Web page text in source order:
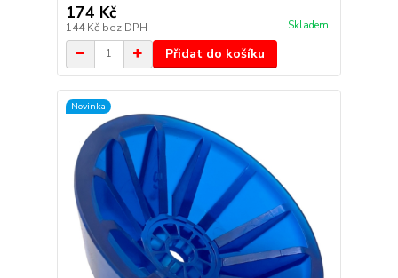
174 Kč
144 Kč bez DPH Skladem
Přidat do košíku
Novinka